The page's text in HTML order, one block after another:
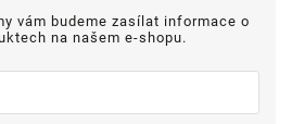
vám budeme zasílat informace o
na našem e-shopu.